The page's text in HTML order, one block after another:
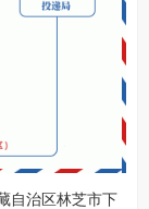
自治区林芝市下